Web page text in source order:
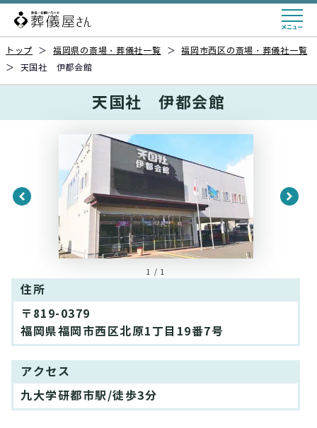
トップ ＞ 福岡県の斎場・葬儀社一覧 ＞
福岡市西区の斎場・葬儀社一覧
＞
天国社 伊都会館
天国社 伊都会館
1 / 1
住所
〒819-0379
福岡県福岡市西区北原1丁目19番7号
アクセス
九大学研都市駅/徒歩3分